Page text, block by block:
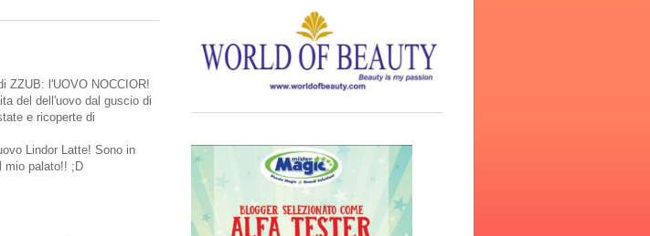
ZZUB: l'UOVO NOCCIOR!
del dell'uovo dal guscio di
e ricoperte di
Lindor Latte! Sono in
mio palato!! ;D